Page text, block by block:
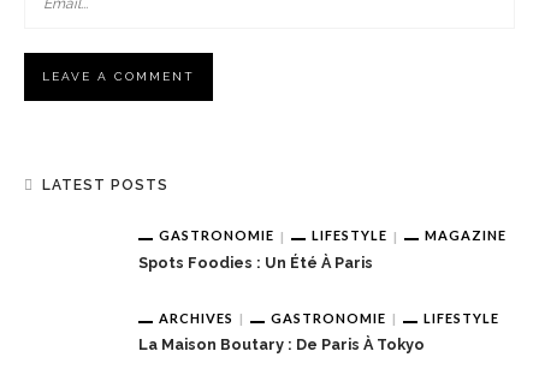
LATEST POSTS
GASTRONOMIE LIFESTYLE MAGAZINE
Spots Foodies : Un Été À Paris
ARCHIVES GASTRONOMIE LIFESTYLE
La Maison Boutary : De Paris À Tokyo